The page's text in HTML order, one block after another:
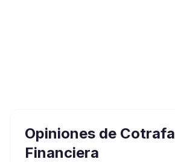
Opiniones de Cotrafa
Financiera